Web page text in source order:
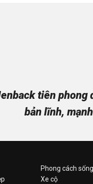
tiên phong
bản lĩnh,
Phong cách sống
Xe cộ